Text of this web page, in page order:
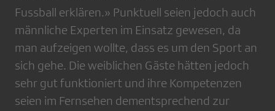
Fussball erklären.» Punktuell seien jedoch auch
männliche Experten im Einsatz gewesen, da
man aufzeigen wollte, dass es um den Sport an
sich gehe. Die weiblichen Gäste hätten jedoch
sehr gut funktioniert und ihre Kompetenzen
seien im Fernsehen dementsprechend zur